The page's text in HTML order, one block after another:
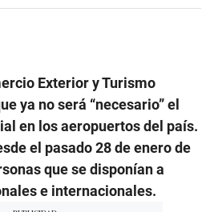
Exterior y Turismo
ya no será “necesario” el
en los aeropuertos del país.
el pasado 28 de enero de
que se disponían a
e internacionales.